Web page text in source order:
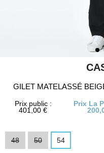
GILET MATELASSÉ
Prix public :
401,00 €
Prix La
48 50 54